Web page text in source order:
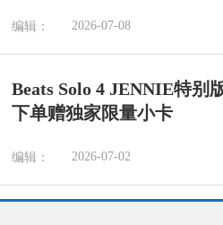
编辑： 2026-07-08
Beats Solo 4 JENNIE特别
下单赠独家限量小卡
编辑： 2026-07-02